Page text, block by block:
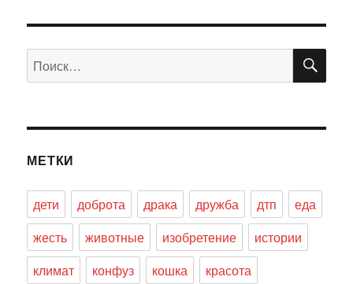
Искать:
МЕТКИ
дети доброта драка дружба дтп
еда
жесть
животные изобретение
истории
климат
конфуз кошка красота